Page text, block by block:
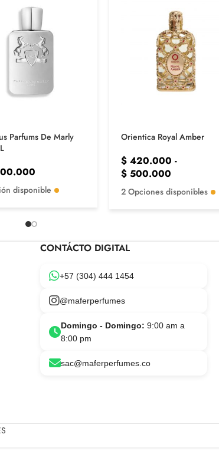
Parfums De Marly
disponible
Orientica Royal Amber
$ 420.000 -
$ 500.000
2 Opciones disponibles
CONTÁCTO DIGITAL
+57 (304) 444 1454
@maferperfumes
Domingo - Domingo: 9:00 am a
8:00 pm
sac@maferperfumes.co